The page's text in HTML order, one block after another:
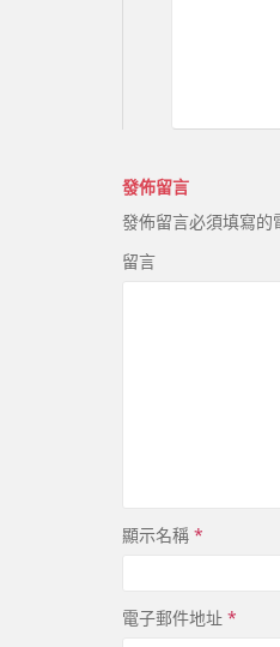
發佈留言
發佈留言必須填寫的
留言
顯示名稱 *
電子郵件地址 *